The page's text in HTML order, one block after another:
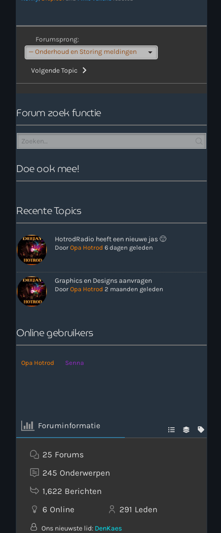
Forumsprong:
Volgende Topic
Forum zoek functie
Doe ook mee!
Recente Topics
HotrodRadio heeft een nieuwe jas 🙂
Door Opa Hotrod 6 dagen geleden
Graphics en Designs aanvragen
Door Opa Hotrod 2 maanden geleden
Online gebruikers
Opa Hotrod Senna
Foruminformatie
25 Forums
245 Onderwerpen
1,622 Berichten
6 Online 291 Leden
Ons nieuwste lid: DenKaes